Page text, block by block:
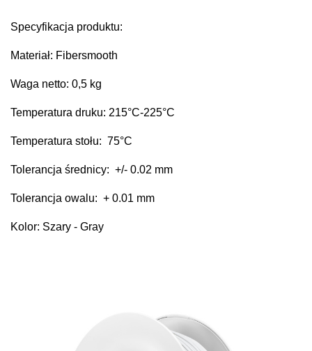
Specyfikacja produktu:
Materiał: Fibersmooth
Waga netto: 0,5 kg
Temperatura druku: 215°C-225°C
Temperatura stołu: 75°C
Tolerancja średnicy: +/- 0.02 mm
Tolerancja owalu: + 0.01 mm
Kolor: Szary - Gray